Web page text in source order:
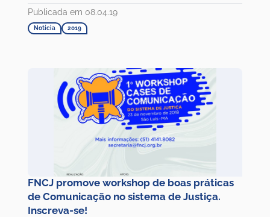
Justiça (FNCJ) você...
Publicada em 08.04.19
Notícia 2019
FNCJ promove workshop de boas práticas
de Comunicação no sistema de Justiça.
Inscreva-se!